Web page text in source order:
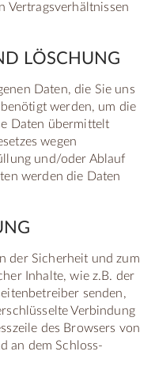
Vertragsverhältnissen
LÖSCHUNG
Daten, die Sie uns
werden, um die
Daten übermittelt
wegen
und/oder Ablauf
werden die Daten
der Sicherheit und zum
Inhalte, wie z.B. der
senden,
Verbindung
des Browsers von
an dem Schloss-